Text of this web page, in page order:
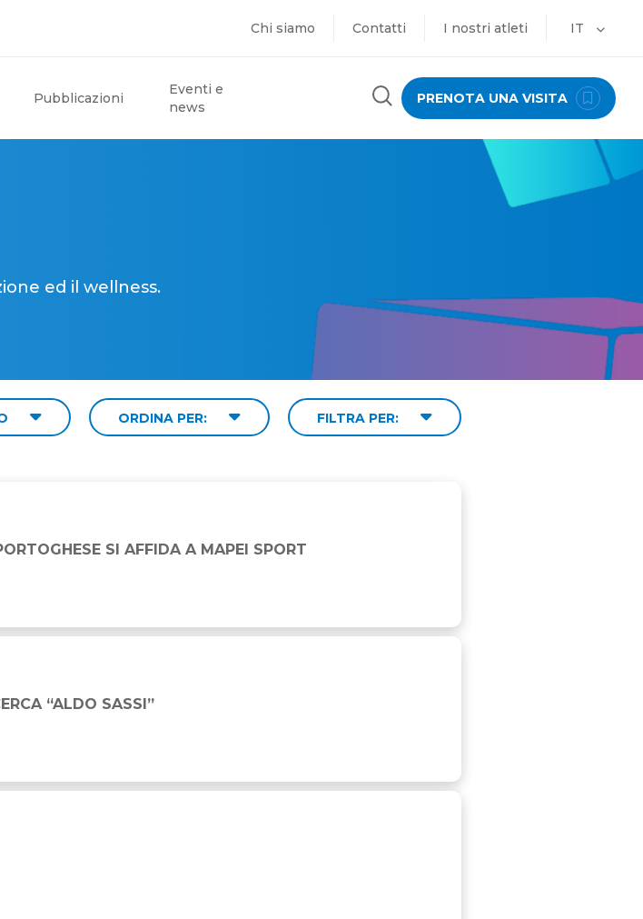
Chi siamo Contatti I nostri atleti IT
Pubblicazioni
Eventi e
news
PRENOTA UNA VISITA
ed il wellness.
ORDINA PER: FILTRA PER:
SI AFFIDA A MAPEI SPORT
“ALDO SASSI”